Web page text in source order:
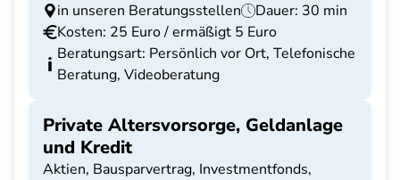
in unseren Beratungsstellen
Dauer: 30 min
Kosten: 25 Euro / ermäßigt 5 Euro
Beratungsart: Persönlich vor Ort, Telefonische
Beratung, Videoberatung
Private Altersvorsorge, Geldanlage
und Kredit
Aktien, Bausparvertrag, Investmentfonds,